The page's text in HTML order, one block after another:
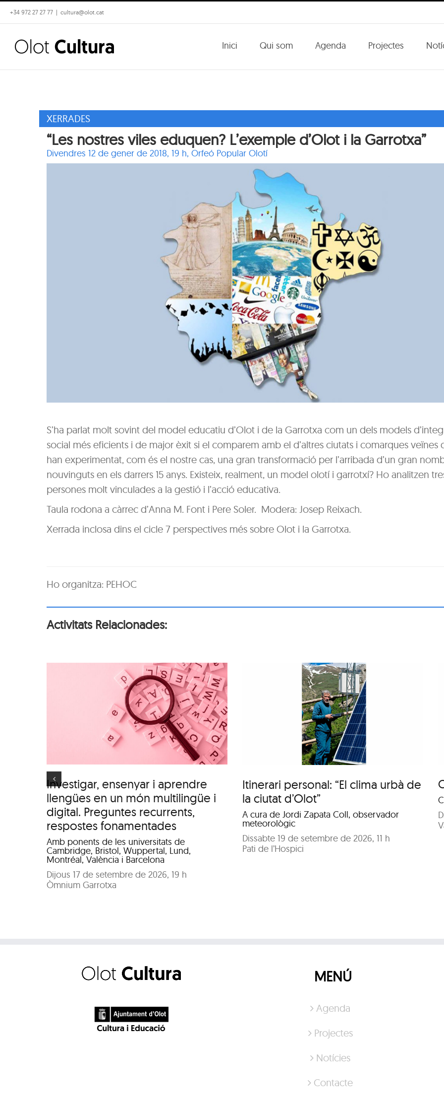
Skip
to
content
+34 972 27 27 77 | cultura@olot.cat
Inici Qui som Agenda Projectes
XERRADES
“Les nostres viles eduquen? L’exemple d’Olot i la Garrotxa”
Divendres 12 de gener de 2018, 19 h,Orfeó Popular Olotí
S’ha parlat molt sovint del model educatiu d’Olot i de la Garrotxa com un dels models
social més eficients i de major èxit si el comparem amb el d’altres ciutats i comarques veïnes
han experimentat, com és el nostre cas, una gran transformació per l’arribada d’un gran
nouvinguts en els darrers 15 anys. Existeix, realment, un model olotí i garrotxí? Ho analitzen
persones molt vinculades a la gestió i l’acció educativa.
Taula rodona a càrrec d’Anna M. Font i Pere Soler. Modera: Josep Reixach.
Xerrada inclosa dins el cicle 7 perspectives més sobre Olot i la Garrotxa.
Ho organitza: PEHOC
Activitats Relacionades:
Investigar, ensenyar i aprendre
llengües en un món multilingüe i
digital. Preguntes recurrents,
respostes fonamentades
Amb ponents de les universitats de
Cambridge, Bristol, Wuppertal, Lund,
Montréal, València i Barcelona
Dijous 17 de setembre de 2026, 19 h
Òmnium Garrotxa
Itinerari personal: “El
clima urbà de la ciutat
d’Olot”
Itinerari personal: “El clima urbà de
la ciutat d’Olot”
A cura de Jordi Zapata Coll, observador
meteorològic
Dissabte 19 de setembre de 2026, 11 h
Pati de l’Hospici
Conversa: Al voltant
d’una taula
MENÚ
Agenda
Projectes
Notícies
Contacte